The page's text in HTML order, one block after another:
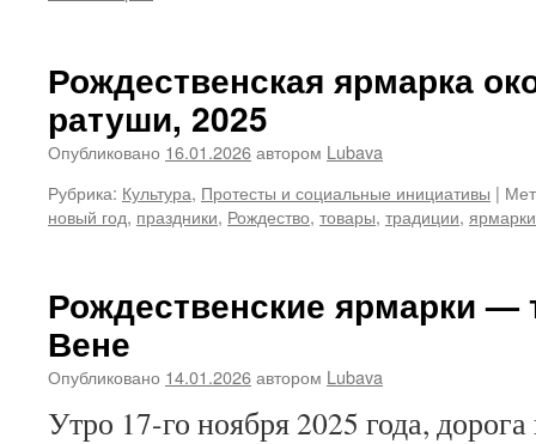
Рождественская ярмарка
ратуши, 2025
Опубликовано 16.01.2026автором Lubava
Рубрика: Культура, Протесты и социальные инициативы |
новый год, праздники, Рождество, товары, традиции, ярмарки
Рождественские ярмарки —
Вене
Опубликовано 14.01.2026автором Lubava
Утро 17-го ноября 2025 года,